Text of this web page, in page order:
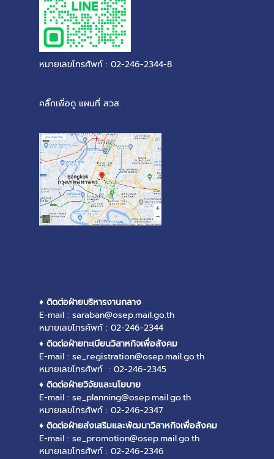
หมายเลขโทรศัพท์ : 02-246-2344-8
คลิ๊กเพื่อดู แผนที่ สวส.
♦ ติดต่อฝ่ายบริหารงานกลาง
E-mail : saraban@osep.mail.go.th
หมายเลขโทรศัพท์ : 02-246-2344
♦ ติดต่อฝ่ายทะเบียนวิสาหกิจเพื่อสังคม
E-mail : se_registration@osep.mail.go.th
หมายเลขโทรศัพท์ : 02-246-2345
♦ ติดต่อฝ่ายวิจัยและนโยบาย
E-mail : se_planning@osep.mail.go.th
หมายเลขโทรศัพท์ : 02-246-2347
♦ ติดต่อฝ่ายส่งเสริมและพัฒนาวิสาหกิจเพื่อสังคม
E-mail : se_promotion@osep.mail.go.th
หมายเลขโทรศัพท์ : 02-246-2346